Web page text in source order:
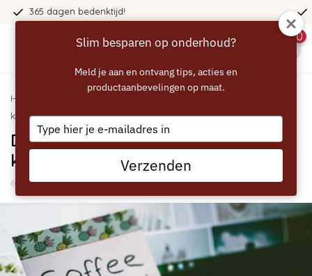
bedenktijd! Voor 23:59
0
Home
koffiemachine onderhoud
De gevaren van onvoldoende
koffiemachine onderhoud
6 September 2024
Slim besparen op onderhoud?
Meld je aan en ontvang tips, acties en
productaanbevelingen op maat.
Type
your
email
Verzenden